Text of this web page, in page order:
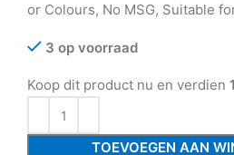
or Colours, No MSG, Suitable
3 op voorraad
Koop dit product nu en verdien
TOEVOEGEN AAN